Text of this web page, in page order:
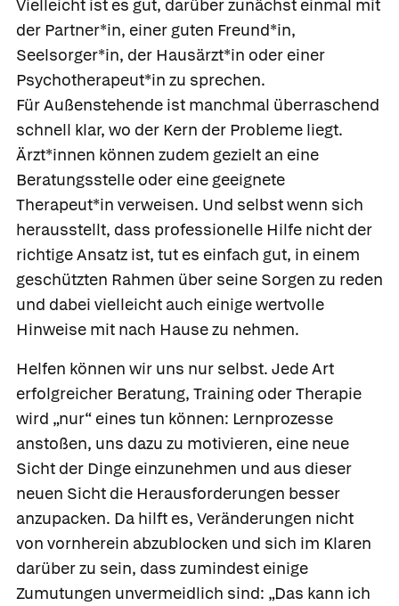
Vielleicht ist es gut, darüber zunächst einmal mit
der Partner*in, einer guten Freund*in,
Seelsorger*in, der Hausärzt*in oder einer
Psychotherapeut*in zu sprechen.
Für Außenstehende ist manchmal überraschend
schnell klar, wo der Kern der Probleme liegt.
Ärzt*innen können zudem gezielt an eine
Beratungsstelle oder eine geeignete
Therapeut*in verweisen. Und selbst wenn sich
herausstellt, dass professionelle Hilfe nicht der
richtige Ansatz ist, tut es einfach gut, in einem
geschützten Rahmen über seine Sorgen zu reden
und dabei vielleicht auch einige wertvolle
Hinweise mit nach Hause zu nehmen.
Helfen können wir uns nur selbst. Jede Art
erfolgreicher Beratung, Training oder Therapie
wird „nur“ eines tun können: Lernprozesse
anstoßen, uns dazu zu motivieren, eine neue
Sicht der Dinge einzunehmen und aus dieser
neuen Sicht die Herausforderungen besser
anzupacken. Da hilft es, Veränderungen nicht
von vornherein abzublocken und sich im Klaren
darüber zu sein, dass zumindest einige
Zumutungen unvermeidlich sind: „Das kann ich